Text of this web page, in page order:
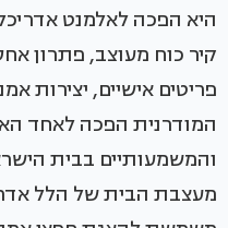
היא הפכה לאלמנט
קיר כוח מעוצב, פתרון
פריטים אישיים, יצירות
המודרנית הפכה לאחד
והמשמעותיים בבית
מעצבת הבית של הלל